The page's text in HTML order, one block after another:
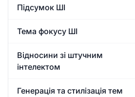
Підсумок ШІ
Тема фокусу ШІ
Відносини зі штучним
інтелектом
Генерація та стилізація тем